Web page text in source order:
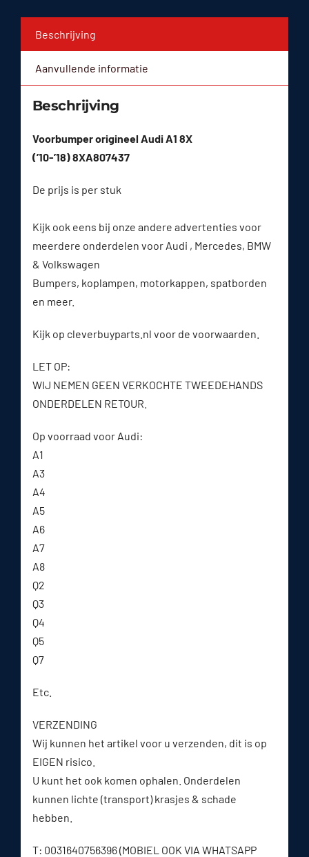
Beschrijving
Aanvullende informatie
Beschrijving
Voorbumper origineel Audi A1 8X
(’10-’18) 8XA807437
De prijs is per stuk
Kijk ook eens bij onze andere advertenties voor
meerdere onderdelen voor Audi , Mercedes, BMW
& Volkswagen
Bumpers, koplampen, motorkappen, spatborden
en meer.
Kijk op cleverbuyparts.nl voor de voorwaarden.
LET OP:
WIJ NEMEN GEEN VERKOCHTE TWEEDEHANDS
ONDERDELEN RETOUR.
Op voorraad voor Audi:
A1
A3
A4
A5
A6
A7
A8
Q2
Q3
Q4
Q5
Q7
Etc.
VERZENDING
Wij kunnen het artikel voor u verzenden, dit is op
EIGEN risico.
U kunt het ook komen ophalen. Onderdelen
kunnen lichte (transport) krasjes & schade
hebben.
T: 0031640756396 (MOBIEL OOK VIA WHATSAPP